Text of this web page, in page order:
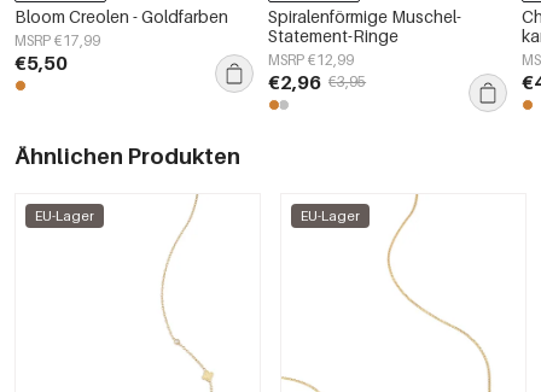
Bloom Creolen - Goldfarben
MSRP €17,99
€5,50
Spiralenförmige Muschel-
Statement-Ringe
MSRP €12,99
€2,96 €3,95
Ähnlichen Produkten
EU-Lager EU-Lager